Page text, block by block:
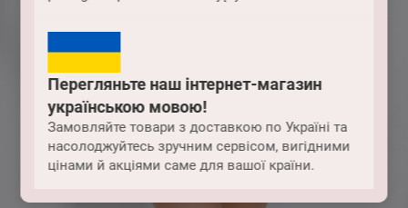
Перегляньте наш інтернет-магазин
українською мовою!
Замовляйте товари з доставкою по Україні та
насолоджуйтесь зручним сервісом, вигідними
цінами й акціями саме для вашої країни.